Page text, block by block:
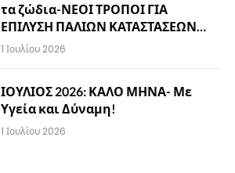
τα ζώδια-ΝΕΟΙ ΤΡΟΠΟΙ ΓΙΑ
ΕΠΙΛΥΣΗ ΠΑΛΙΩΝ ΚΑΤΑΣΤΑΣΕΩΝ…
1 Ιουλίου 2026
ΙΟΥΛΙΟΣ 2026: ΚΑΛΟ ΜΗΝΑ- Με
Υγεία και Δύναμη!
1 Ιουλίου 2026